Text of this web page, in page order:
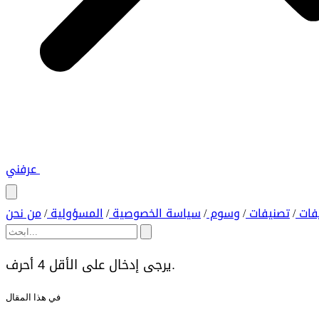
عرفني
/ تصنيفات/ وسوم/ سياسة الخصوصية/ المسؤولية/ من نحن
يرجى إدخال على الأقل 4 أحرف.
في هذا المقال